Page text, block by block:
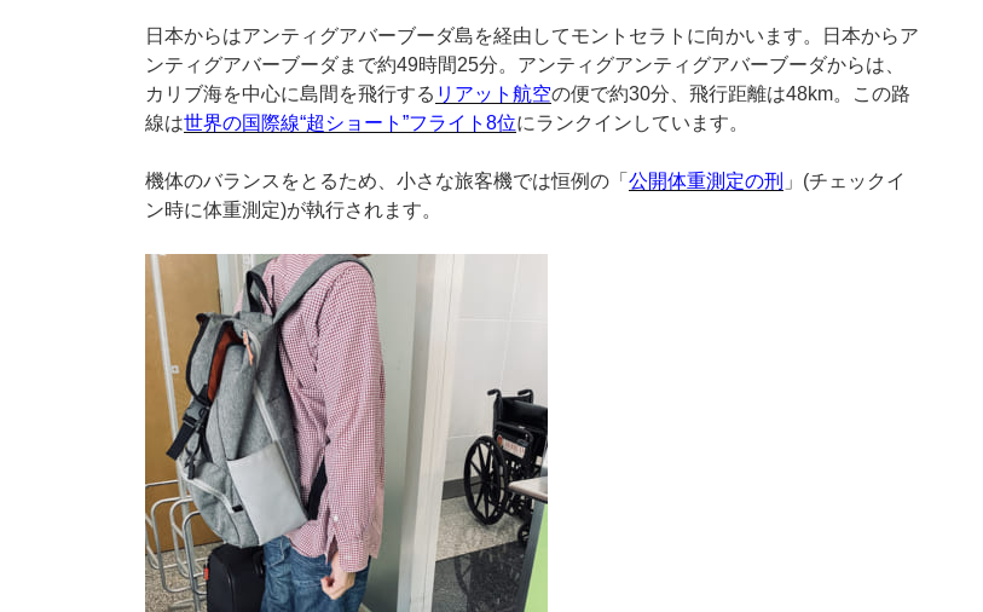
日本からはアンティグアバーブーダ島を経由してモントセラトに向かいます。日本からア
ンティグアバーブーダまで約49時間25分。アンティグアンティグアバーブーダからは、
カリブ海を中心に島間を飛行する リアット航空の便で約30分、飛行距離は48km。この路
線は世界の国際線“超ショート”フライト8位にランクインしています。
機体のバランスをとるため、小さな旅客機では恒例の「 公開体重測定の刑 」(チェックイ
ン時に体重測定)が執行されます。